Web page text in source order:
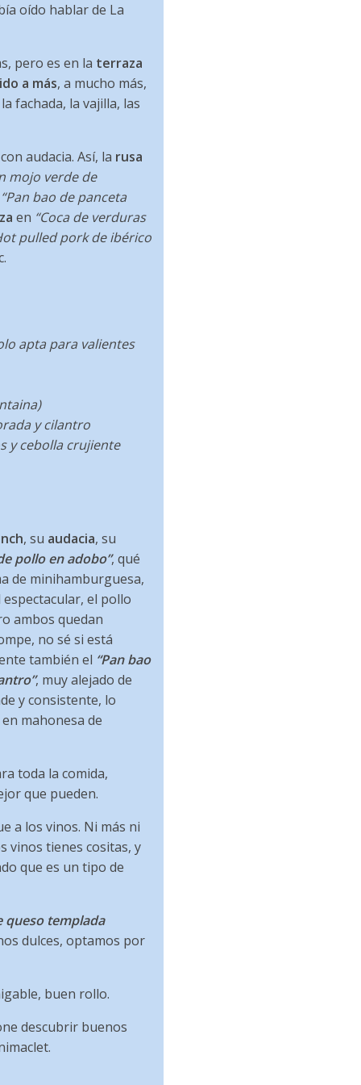
oído hablar de La
pero es en la terraza
a más, a mucho más,
fachada, la vajilla, las
audacia. Así, la rusa
mojo verde de
“Pan bao de panceta
en “Coca de verduras
pulled pork de ibérico
apta para valientes
y cilantro
y cebolla crujiente
, su audacia, su
pollo en adobo”, qué
de minihamburguesa,
el pollo
ambos quedan
no sé si está
también el “Pan bao
, muy alejado de
y consistente, lo
mahonesa de
toda la comida,
que pueden.
a los vinos. Ni más ni
vinos tienes cositas, y
que es un tipo de
queso templada
dulces, optamos por
buen rollo.
descubrir buenos